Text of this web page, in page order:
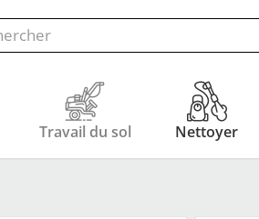
Travail du sol Nettoyer